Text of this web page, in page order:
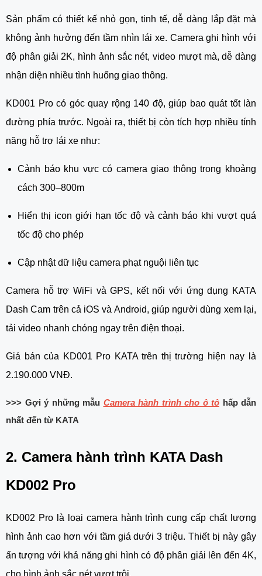
Sản phẩm có thiết kế nhỏ gọn, tinh tế, dễ dàng lắp đặt mà
không ảnh hưởng đến tầm nhìn lái xe. Camera ghi hình với
độ phân giải 2K, hình ảnh sắc nét, video mượt mà, dễ dàng
nhận diện nhiều tình huống giao thông.
KD001 Pro có góc quay rộng 140 độ, giúp bao quát tốt làn
đường phía trước. Ngoài ra, thiết bị còn tích hợp nhiều tính
năng hỗ trợ lái xe như:
Cảnh báo khu vực có camera giao thông trong khoảng
cách 300–800m
Hiển thị icon giới hạn tốc độ và cảnh báo khi vượt quá
tốc độ cho phép
Cập nhật dữ liệu camera phạt nguội liên tục
Camera hỗ trợ WiFi và GPS, kết nối với ứng dụng KATA
Dash Cam trên cả iOS và Android, giúp người dùng xem lại,
tải video nhanh chóng ngay trên điện thoại.
Giá bán của KD001 Pro KATA trên thị trường hiện nay là
2.190.000 VNĐ.
>>> Gợi ý những mẫu Camera hành trình cho ô tô hấp dẫn
nhất đến từ KATA
2. Camera hành trình KATA Dash
KD002 Pro
KD002 Pro là loại camera hành trình cung cấp chất lượng
hình ảnh cao hơn với tầm giá dưới 3 triệu. Thiết bị này gây
ấn tượng với khả năng ghi hình có độ phân giải lên đến 4K,
cho hình ảnh sắc nét vượt trội.